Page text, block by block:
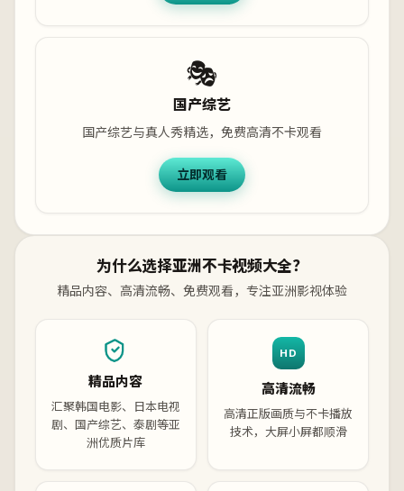
🎭
国产综艺
国产综艺与真人秀精选，免费高清不卡观看
立即观看
为什么选择亚洲不卡视频大全？
精品内容、高清流畅、免费观看，专注亚洲影视体验
精品内容
汇聚韩国电影、日本电视
剧、国产综艺、泰剧等亚
洲优质片库
HD
高清流畅
高清正版画质与不卡播放
技术，大屏小屏都顺滑